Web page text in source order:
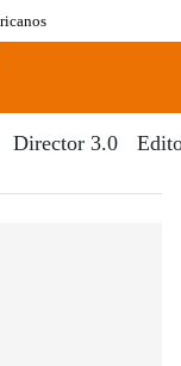
Director 3.0